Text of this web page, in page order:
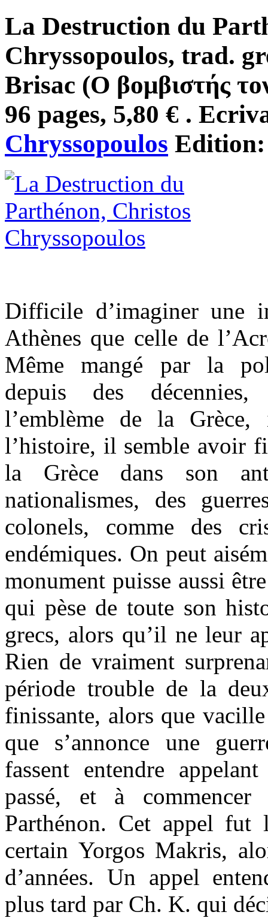
La Destruction du
Chryssopoulos, trad.
Brisac (O βομβιστής
96 pages, 5,80 € .
Chryssopoulos
Difficile d’imaginer une
Athènes que celle de
Même mangé par la
depuis des
l’emblème de la
l’histoire, il semble avoir
la Grèce dans son
nationalismes, des
colonels, comme des
endémiques. On peut
monument puisse aussi
qui pèse de toute son
grecs, alors qu’il ne leur
Rien de vraiment
période trouble de la
finissante, alors que
que s’annonce une
fassent entendre
passé, et à
Parthénon. Cet appel
certain Yorgos Makris,
d’années. Un appel
plus tard par Ch. K. qui